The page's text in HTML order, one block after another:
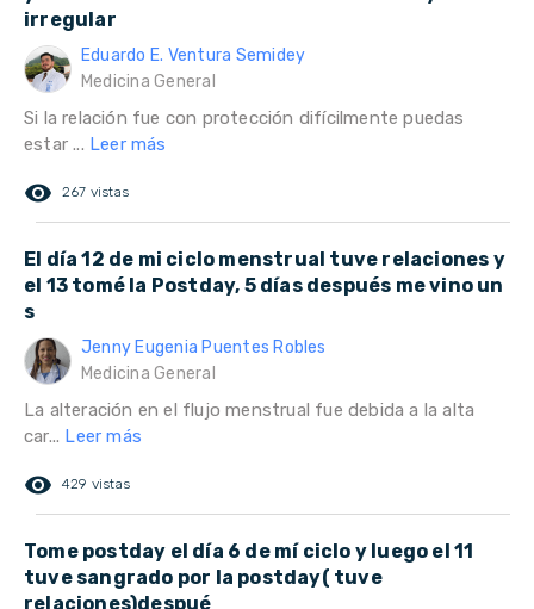
irregular
Eduardo E. Ventura Semidey
Medicina General
Si la relación fue con protección difícilmente puedas
estar ... Leer más
remove_red_eye 267 vistas
El día 12 de mi ciclo menstrual tuve relaciones y
el 13 tomé la Postday, 5 días después me vino un
s
Jenny Eugenia Puentes Robles
Medicina General
La alteración en el flujo menstrual fue debida a la alta
car... Leer más
remove_red_eye 429 vistas
Tome postday el día 6 de mí ciclo y luego el 11
tuve sangrado por la postday( tuve
relaciones)despué